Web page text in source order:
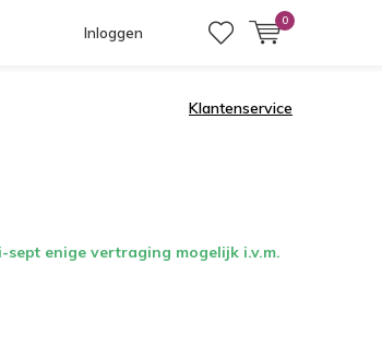
Inloggen
0
Klantenservice
sept enige vertraging mogelijk i.v.m.